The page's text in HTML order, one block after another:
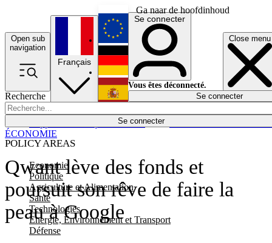
Ga naar de hoofdinhoud
Open sub
navigation
Close menu
Recherche
Se connecter
POLICY AREAS
Economie
Politique
Agriculture et Alimentation
Santé
Technologies
Energie, Environnement et Transport
Défense
Économie
Français
English
Deutsch
Español
Se connecter
Vous êtes déconnecté.
Se connecter
Qwant lève des fonds et
poursuit son rêve de faire la
peau à Google
ÉCONOMIE